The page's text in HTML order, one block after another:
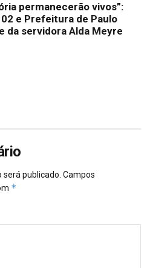
permanecerão vivos”:
e Prefeitura de Paulo
da servidora Alda Meyre
será publicado. Campos
*